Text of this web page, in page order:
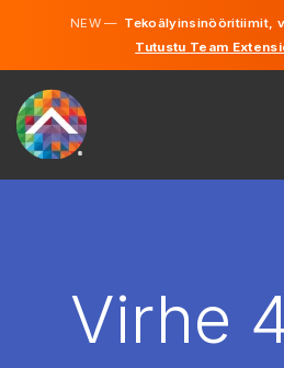
NEW —Tekoälyinsinööritiimit,
Tutustu Team
VUOKRAUSVirhe